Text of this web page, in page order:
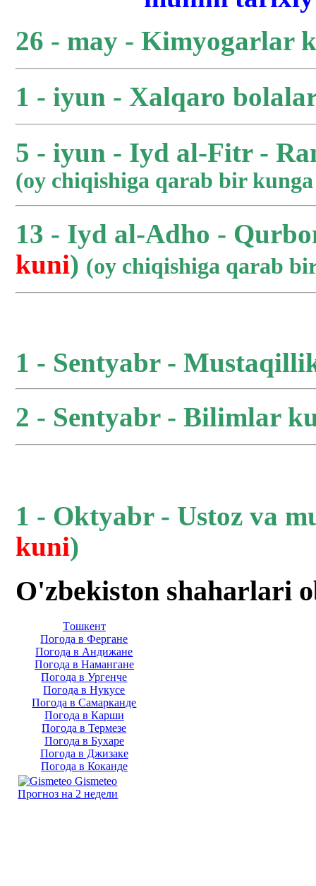
26 - may - Kimyogarlar
1 - iyun - Xalqaro
5 - iyun - Iyd al-Fitr -
(oy chiqishiga qarab bir
13 - Iyd al-Adho -
kuni) (oy chiqishiga qarab
1 - Sentyabr -
2 - Sentyabr - Bilimlar
1 - Oktyabr - Ustoz va
kuni)
O'zbekiston shaharlari
Тoшкент
Погода в Фергане
Погода в Андижане
Погода в Намангане
Погода в Ургенче
Погода в Нукусе
Погода в Самарканде
Погода в Карши
Погода в Термезе
Погода в Бухаре
Погода в Джизаке
Погода в Коканде
Gismeteo
Прогноз на 2 недели